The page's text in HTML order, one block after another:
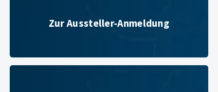
Zur Aussteller-Anmeldung
Standpreise & Standtypen